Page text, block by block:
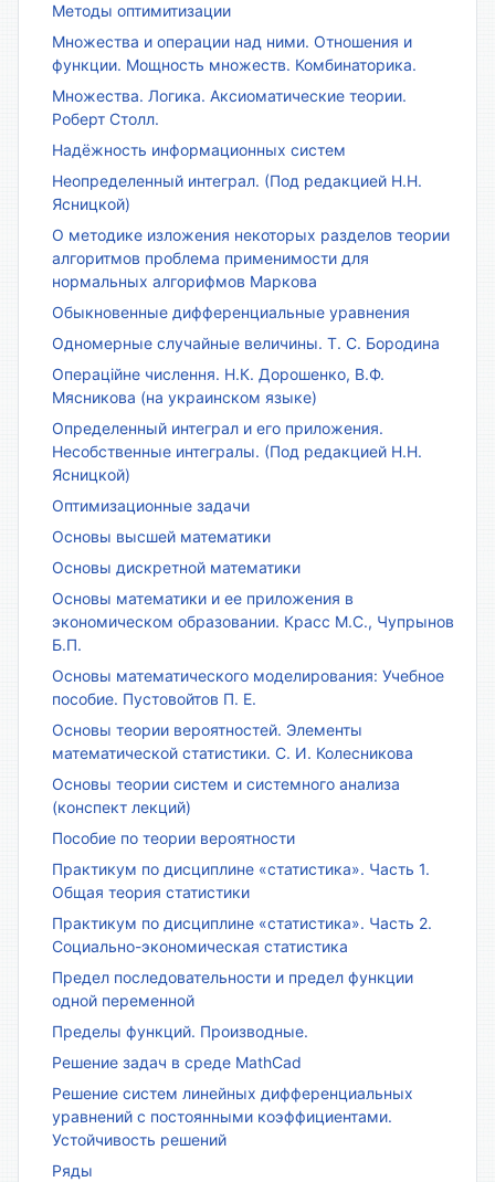
Методы оптимитизации
Множества и операции над ними. Отношения и
функции. Мощность множеств. Комбинаторика.
Множества. Логика. Аксиоматические теории.
Роберт Столл.
Надёжность информационных систем
Неопределенный интеграл. (Под редакцией Н.Н.
Ясницкой)
О методике изложения некоторых разделов теории
алгоритмов проблема применимости для
нормальных алгорифмов Маркова
Обыкновенные дифференциальные уравнения
Одномерные случайные величины. Т. С. Бородина
Операційне числення. Н.К. Дорошенко, В.Ф.
Мясникова (на украинском языке)
Определенный интеграл и его приложения.
Несобственные интегралы. (Под редакцией Н.Н.
Ясницкой)
Оптимизационные задачи
Основы высшей математики
Основы дискретной математики
Основы математики и ее приложения в
экономическом образовании. Красс М.С., Чупрынов
Б.П.
Основы математического моделирования: Учебное
пособие. Пустовойтов П. Е.
Основы теории вероятностей. Элементы
математической статистики. С. И. Колесникова
Основы теории систем и системного анализа
(конспект лекций)
Пособие по теории вероятности
Практикум по дисциплине «статистика». Часть 1.
Общая теория статистики
Практикум по дисциплине «статистика». Часть 2.
Социально-экономическая статистика
Предел последовательности и предел функции
одной переменной
Пределы функций. Производные.
Решение задач в среде MathCad
Решение систем линейных дифференциальных
уравнений с постоянными коэффициентами.
Устойчивость решений
Ряды